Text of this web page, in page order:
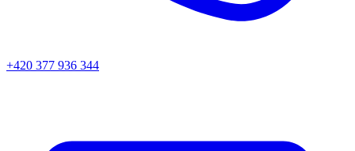
+420 377 936 344